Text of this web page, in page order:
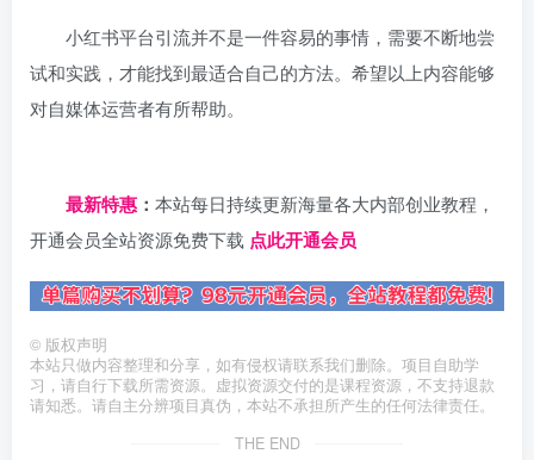
小红书平台引流并不是一件容易的事情，需要不断地尝
试和实践，才能找到最适合自己的方法。希望以上内容能够
对自媒体运营者有所帮助。
最新特惠 ： 本站每日持续更新海量各大内部创业教程，
开通会员全站资源免费下载 点此开通会员
© 版权声明
本站只做内容整理和分享，如有侵权请联系我们删除。项目自助学
习，请自行下载所需资源。虚拟资源交付的是课程资源，不支持退款
请知悉。请自主分辨项目真伪，本站不承担所产生的任何法律责任。
THE END